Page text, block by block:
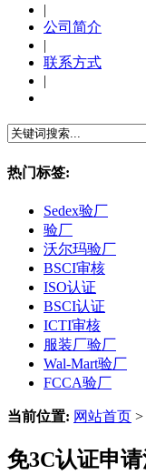
|
公司简介
|
联系方式
|
热门标签:
Sedex验厂
验厂
沃尔玛验厂
BSCI审核
ISO认证
BSCI认证
ICTI审核
服装厂验厂
Wal-Mart验厂
FCCA验厂
当前位置: 网站首页 >
免3C认证申